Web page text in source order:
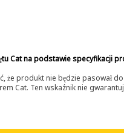
Cat na podstawie specyfikacji
produkt nie będzie pasował
Cat. Ten wskaźnik nie